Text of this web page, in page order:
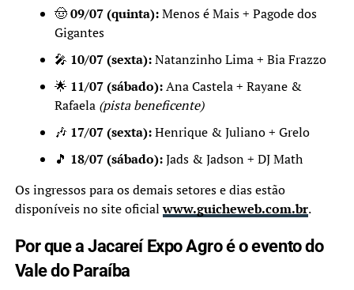
🤠09/07 (quinta):Menos é Mais + Pagode dos
Gigantes
🎤 10/07 (sexta):Natanzinho Lima + Bia Frazzo
🌟 11/07 (sábado):Ana Castela + Rayane &
Rafaela (pista beneficente)
🎶 17/07 (sexta):Henrique & Juliano + Grelo
🎵 18/07 (sábado):Jads & Jadson + DJ Math
Os ingressos para os demais setores e dias estão
disponíveis no site oficialwww.guicheweb.com.br.
Por que a Jacareí Expo Agro é o evento do
Vale do Paraíba